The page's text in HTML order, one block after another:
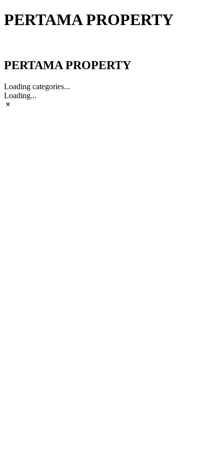
PERTAMA PROPERTY
PERTAMA PROPERTY
Loading categories...
Loading...